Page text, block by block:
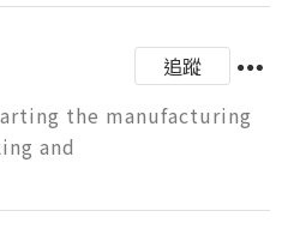
追蹤
the manufacturing
and